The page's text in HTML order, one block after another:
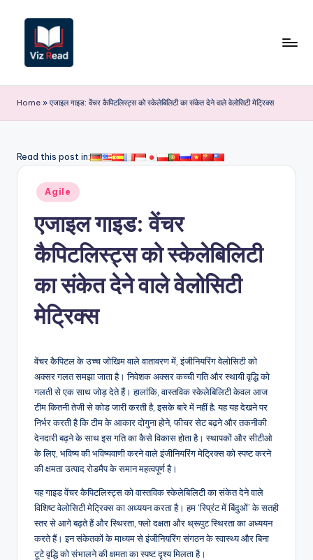
content
iz
R
a
a
-
A
I,
S
o
w
a
Home » एजाइल गाइड: वेंचर कैपिटलिस्ट्स को स्केलेबिलिटी का संकेत देने वाले वेलोसिटी मेट्रिक्स
Read this post in:
Posted
in
Agile
एजाइल गाइड: वेंचर
कैपिटलिस्ट्स को स्केलेबिलिटी
का संकेत देने वाले वेलोसिटी
मेट्रिक्स
वेंचर कैपिटल के उच्च जोखिम वाले वातावरण में, इंजीनियरिंग वेलोसिटी को
अक्सर गलत समझा जाता है। निवेशक अक्सर कच्ची गति और स्थायी वृद्धि को
गलती से एक साथ जोड़ देते हैं। हालांकि, वास्तविक स्केलेबिलिटी केवल आज
टीम कितनी तेजी से कोड जारी करती है, इसके बारे में नहीं है; यह यह देखने पर
निर्भर करती है कि टीम के आकार दोगुना होने, फीचर सेट बढ़ने और तकनीकी
देनदारी बढ़ने के साथ इस गति का कैसे विकास होता है। स्थापकों और सीटीओ
के लिए, भविष्य की भविष्यवाणी करने वाले इंजीनियरिंग मेट्रिक्स को स्पष्ट करने
की क्षमता उत्पाद रोडमैप के समान महत्वपूर्ण है।
यह गाइड वेंचर कैपिटलिस्ट्स को वास्तविक स्केलेबिलिटी का संकेत देने वाले
विशिष्ट वेलोसिटी मेट्रिक्स का अध्ययन करता है। हम ‘स्प्रिंट में बिंदुओं’ के सतही
स्तर से आगे बढ़ते हैं और स्थिरता, फ्लो दक्षता और थ्रूपुट स्थिरता का अध्ययन
करते हैं। इन संकेतकों के माध्यम से इंजीनियरिंग संगठन के स्वास्थ्य और बिना
टूटे वृद्धि को संभालने की क्षमता का स्पष्ट दृश्य मिलता है।